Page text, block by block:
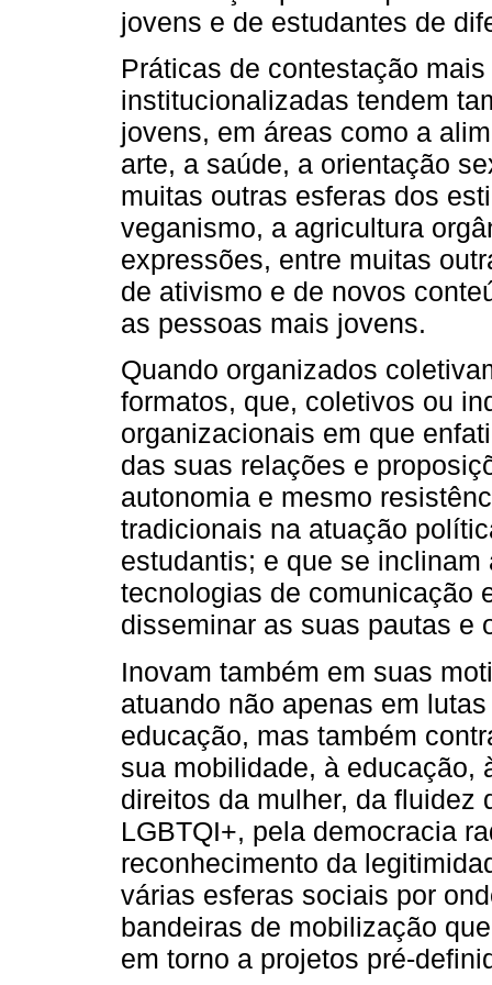
jovens e de estudantes de
Práticas de contestação
institucionalizadas tendem
jovens, em áreas como a
arte, a saúde, a orientação
muitas outras esferas dos
veganismo, a agricultura
expressões, entre muitas
de ativismo e de novos
as pessoas mais jovens.
Quando organizados
formatos, que, coletivos ou
organizacionais em que
das suas relações e
autonomia e mesmo
tradicionais na atuação
estudantis; e que se
tecnologias de comunicação
disseminar as suas pautas e
Inovam também em suas
atuando não apenas em
educação, mas também
sua mobilidade, à educação,
direitos da mulher, da fluidez
LGBTQI+, pela democracia
reconhecimento da
várias esferas sociais por
bandeiras de mobilização
em torno a projetos pré-